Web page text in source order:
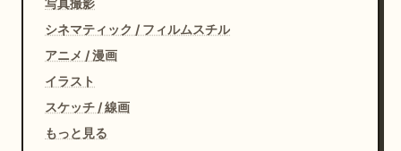
写真撮影
シネマティック / フィルムスチル
アニメ / 漫画
イラスト
スケッチ / 線画
もっと見る